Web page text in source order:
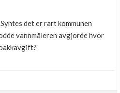
det er rart kommunen
vannmåleren avgjorde hvor